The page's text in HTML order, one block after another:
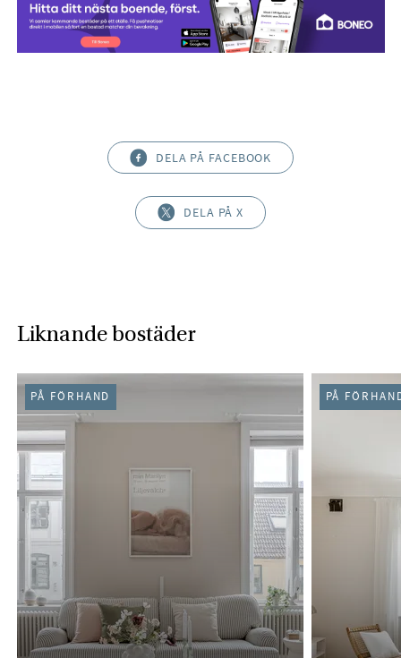
DELA PÅ FACEBOOK
DELA PÅ X
Liknande bostäder
PÅ FÖRHAND PÅ